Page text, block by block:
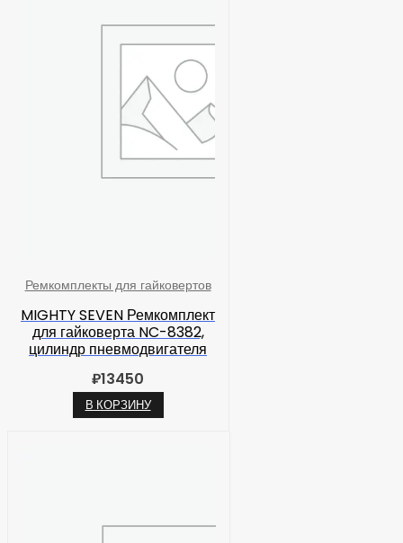
Ремкомплекты для гайковертов
MIGHTY SEVEN Ремкомплект
для гайковерта NC-8382,
цилиндр пневмодвигателя
₽13450
В КОРЗИНУ